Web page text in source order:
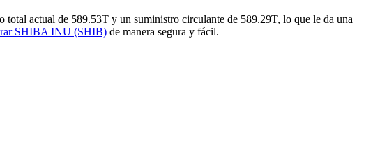
actual de 589.53T y un suministro circulante de 589.29T, lo que le da una
SHIBA INU (SHIB) de manera segura y fácil.